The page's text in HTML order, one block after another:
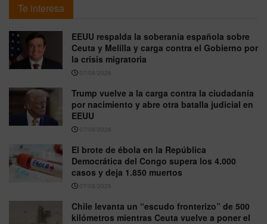
Te interesa
EEUU respalda la soberanía española sobre
Ceuta y Melilla y carga contra el Gobierno por
la crisis migratoria
07/08/2026
Trump vuelve a la carga contra la ciudadanía
por nacimiento y abre otra batalla judicial en
EEUU
07/08/2026
El brote de ébola en la República
Democrática del Congo supera los 4.000
casos y deja 1.850 muertos
07/08/2026
Chile levanta un “escudo fronterizo” de 500
kilómetros mientras Ceuta vuelve a poner el